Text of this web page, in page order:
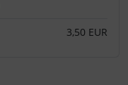
3,50 EUR